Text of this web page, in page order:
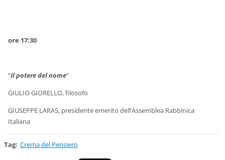
ore 17:30
“Il potere del nome”
GIULIO GIORELLO, filosofo
GIUSEPPE LARAS, presidente emerito dell’Assemblea Rabbinica
Italiana
Tag: Crema del Pensiero